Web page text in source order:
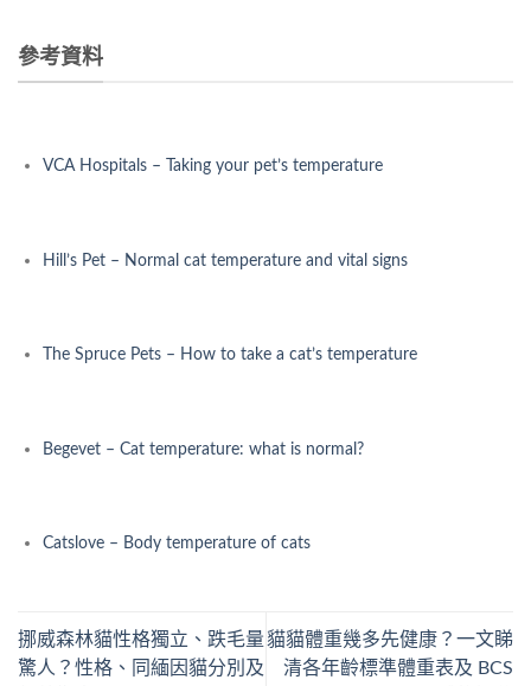
參考資料
VCA Hospitals – Taking your pet’s temperature
Hill’s Pet – Normal cat temperature and vital signs
The Spruce Pets – How to take a cat’s temperature
Begevet – Cat temperature: what is normal?
Catslove – Body temperature of cats
挪威森林貓性格獨立、跌毛量
驚人？性格、同緬因貓分別及
貓貓體重幾多先健康？一文睇
清各年齡標準體重表及 BCS